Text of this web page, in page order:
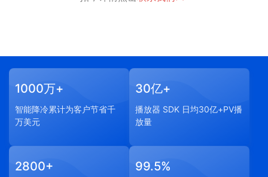
1000万+
智能降冷累计为客户节省千
万美元
30亿+
播放器 SDK 日均30亿+PV播
放量
2800+ 99.5%